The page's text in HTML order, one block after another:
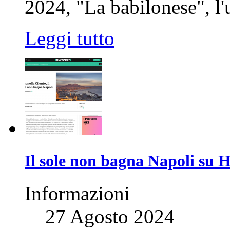
2024, "La babilonese",
Leggi tutto
Il sole non bagna Napoli su
Informazioni
27 Agosto 2024